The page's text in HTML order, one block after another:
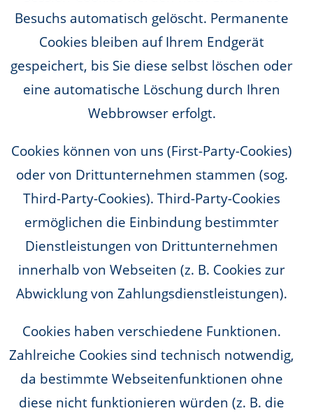
Besuchs automatisch gelöscht. Permanente
Cookies bleiben auf Ihrem Endgerät
gespeichert, bis Sie diese selbst löschen oder
eine automatische Löschung durch Ihren
Webbrowser erfolgt.
Cookies können von uns (First-Party-Cookies)
oder von Drittunternehmen stammen (sog.
Third-Party-Cookies). Third-Party-Cookies
ermöglichen die Einbindung bestimmter
Dienstleistungen von Drittunternehmen
innerhalb von Webseiten (z. B. Cookies zur
Abwicklung von Zahlungsdienstleistungen).
Cookies haben verschiedene Funktionen.
Zahlreiche Cookies sind technisch notwendig,
da bestimmte Webseitenfunktionen ohne
diese nicht funktionieren würden (z. B. die